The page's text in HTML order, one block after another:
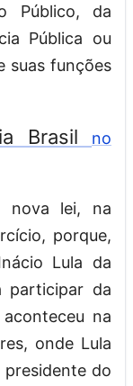
Público, da
Pública ou
suas funções
Brasil
no
nova lei, na
porque,
Lula da
participar da
na
onde Lula
do